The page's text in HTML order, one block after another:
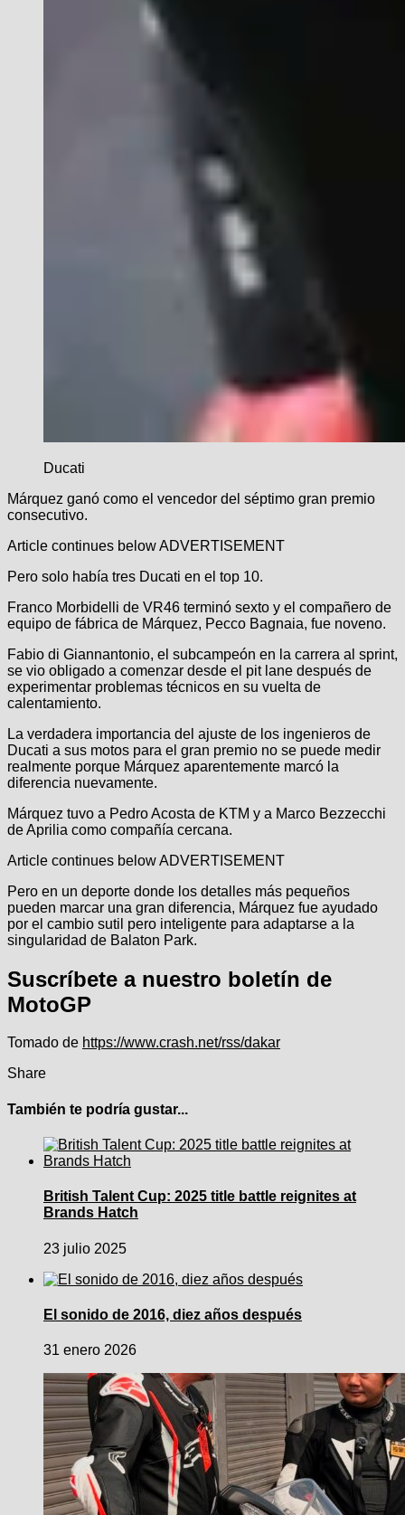
Ducati
Márquez ganó como el vencedor del séptimo gran premio
consecutivo.
Article continues belowADVERTISEMENT
Pero solo había tres Ducati en el top 10.
Franco Morbidelli de VR46 terminó sexto y el compañero de
equipo de fábrica de Márquez, Pecco Bagnaia, fue noveno.
Fabio di Giannantonio, el subcampeón en la carrera al sprint,
se vio obligado a comenzar desde el pit lane después de
experimentar problemas técnicos en su vuelta de
calentamiento.
La verdadera importancia del ajuste de los ingenieros de
Ducati a sus motos para el gran premio no se puede medir
realmente porque Márquez aparentemente marcó la
diferencia nuevamente.
Márquez tuvo a Pedro Acosta de KTM y a Marco Bezzecchi
de Aprilia como compañía cercana.
Article continues belowADVERTISEMENT
Pero en un deporte donde los detalles más pequeños
pueden marcar una gran diferencia, Márquez fue ayudado
por el cambio sutil pero inteligente para adaptarse a la
singularidad de Balaton Park.
Suscríbete a nuestro boletín de
MotoGP
Tomado de https://www.crash.net/rss/dakar
Share
También te podría gustar...
British Talent Cup: 2025 title battle reignites at
Brands Hatch
23 julio 2025
El sonido de 2016, diez años después
31 enero 2026